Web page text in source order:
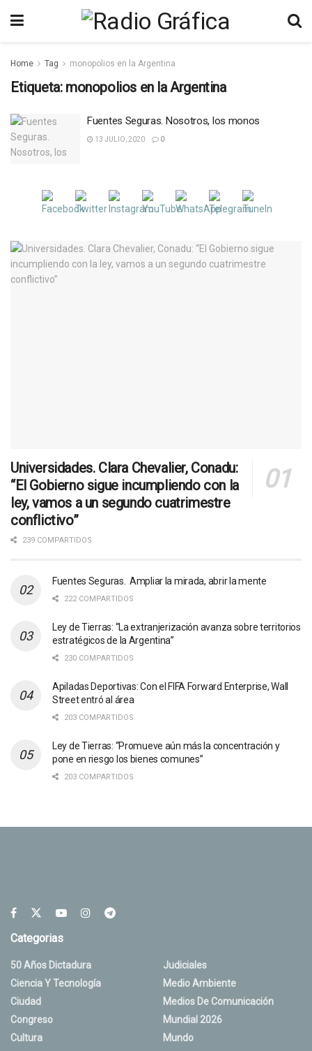
Home Tag monopolios en la Argentina
Etiqueta: monopolios en la Argentina
Fuentes Seguras. Nosotros, los monos
13 JULIO, 2020 0
Universidades. Clara Chevalier, Conadu:
“El Gobierno sigue incumpliendo con la
ley, vamos a un segundo cuatrimestre
conflictivo”
239 COMPARTIDOS
Fuentes Seguras. Ampliar la mirada, abrir la mente
222 COMPARTIDOS
Ley de Tierras: “La extranjerización avanza sobre territorios
estratégicos de la Argentina”
230 COMPARTIDOS
Apiladas Deportivas: Con el FIFA Forward Enterprise, Wall
Street entró al área
203 COMPARTIDOS
Ley de Tierras: “Promueve aún más la concentración y
pone en riesgo los bienes comunes”
203 COMPARTIDOS
Categorias
50 Años Dictadura
Ciencia Y Tecnología
Ciudad
Congreso
Cultura
Judiciales
Medio Ambiente
Medios De Comunicación
Mundial 2026
Mundo